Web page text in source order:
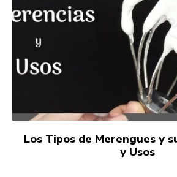
Los Tipos de Merengues y
y Usos